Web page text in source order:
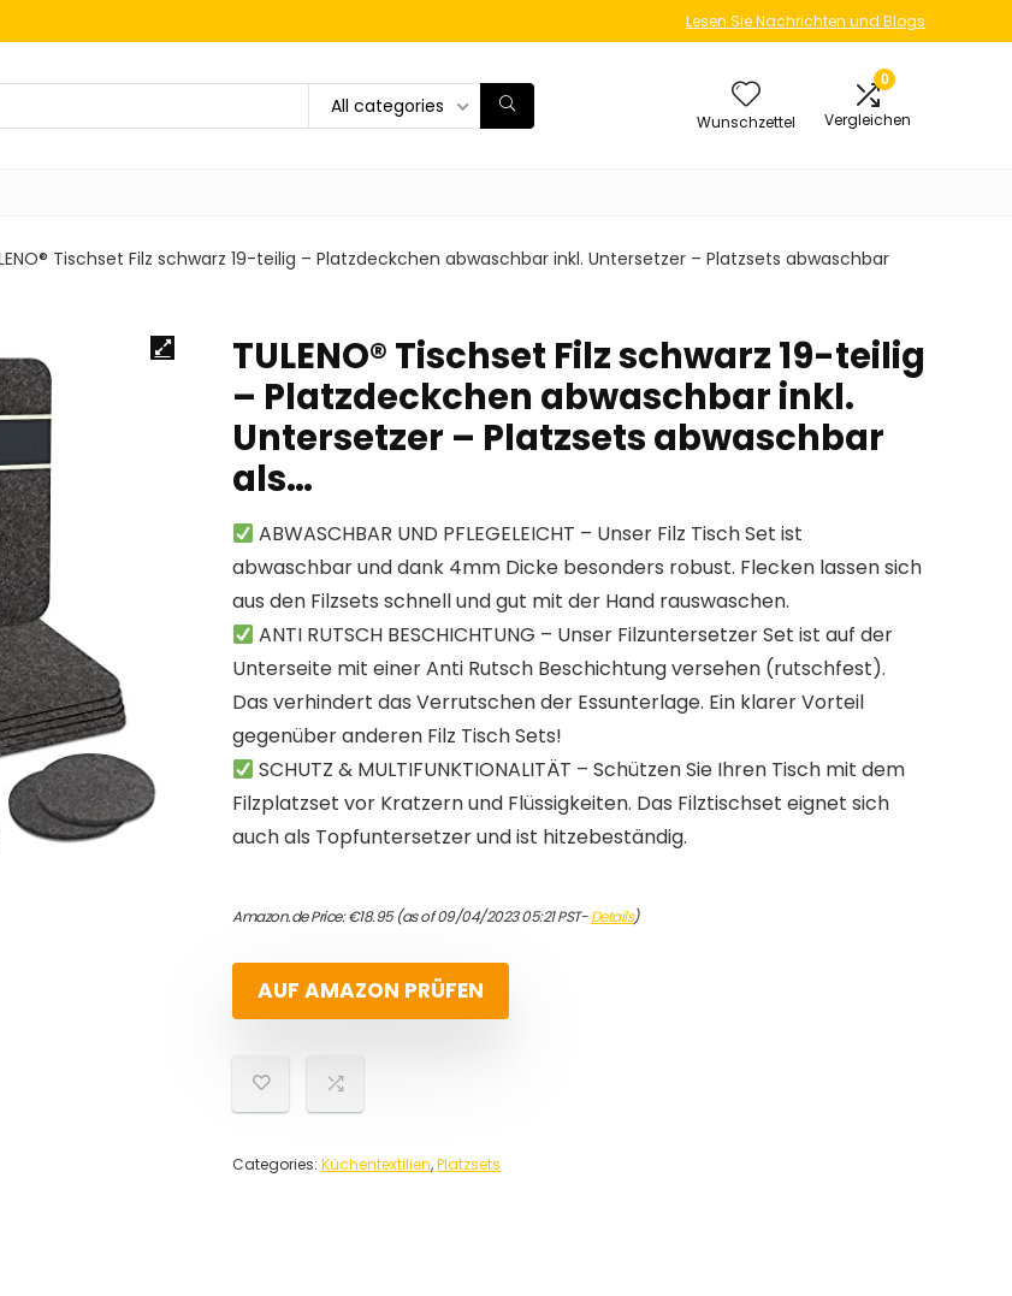
Lesen Sie Nachrichten und Blogs
All categories
Wunschzettel
0
Vergleichen
Tischset Filz schwarz 19-teilig – Platzdeckchen abwaschbar inkl. Untersetzer – Platzsets abwaschbar
TULENO® Tischset Filz schwarz 19-teilig
– Platzdeckchen abwaschbar inkl.
Untersetzer – Platzsets abwaschbar
als…
ABWASCHBAR UND PFLEGELEICHT – Unser Filz Tisch Set ist
abwaschbar und dank 4mm Dicke besonders robust. Flecken lassen sich
aus den Filzsets schnell und gut mit der Hand rauswaschen.
ANTI RUTSCH BESCHICHTUNG – Unser Filzuntersetzer Set ist auf der
Unterseite mit einer Anti Rutsch Beschichtung versehen (rutschfest).
Das verhindert das Verrutschen der Essunterlage. Ein klarer Vorteil
gegenüber anderen Filz Tisch Sets!
SCHUTZ & MULTIFUNKTIONALITÄT – Schützen Sie Ihren Tisch mit dem
Filzplatzset vor Kratzern und Flüssigkeiten. Das Filztischset eignet sich
auch als Topfuntersetzer und ist hitzebeständig.
Amazon.de Price:€18.95(as of 09/04/2023 05:21 PST-Details)
AUF AMAZON PRÜFEN
Categories: Küchentextilien,Platzsets